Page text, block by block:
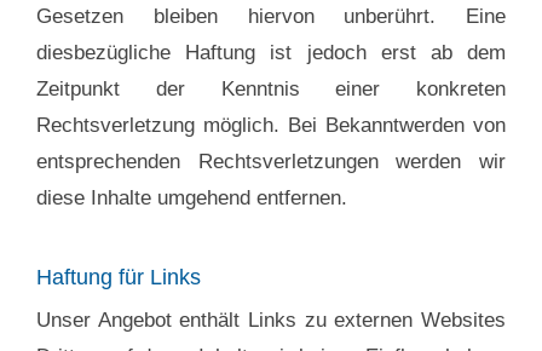
Gesetzen bleiben hiervon unberührt. Eine
diesbezügliche Haftung ist jedoch erst ab dem
Zeitpunkt der Kenntnis einer konkreten
Rechtsverletzung möglich. Bei Bekanntwerden von
entsprechenden Rechtsverletzungen werden wir
diese Inhalte umgehend entfernen.
Haftung für Links
Unser Angebot enthält Links zu externen Websites